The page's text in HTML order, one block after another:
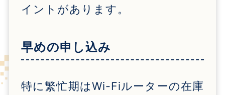
イントがあります。
早めの申し込み
特に繁忙期はWi-Fiルーターの在庫